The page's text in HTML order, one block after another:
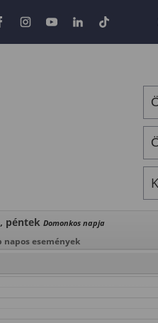
péntek Domonkos napja
napos események